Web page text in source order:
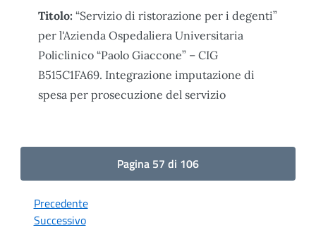
Titolo: “Servizio di ristorazione per i degenti”
per l'Azienda Ospedaliera Universitaria
Policlinico “Paolo Giaccone” – CIG
B515C1FA69. Integrazione imputazione di
spesa per prosecuzione del servizio
Pagina 57 di 106
Precedente
Successivo